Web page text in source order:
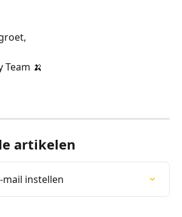
🍌
artikelen
mail instellen